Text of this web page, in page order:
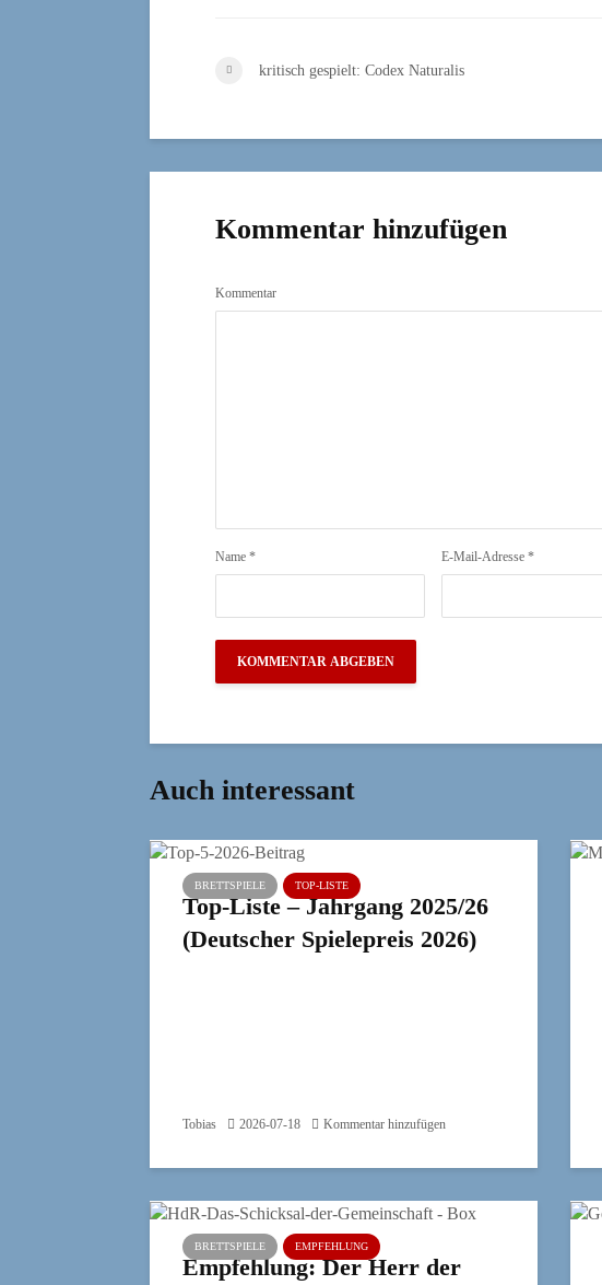
kritisch gespielt: Codex Naturalis
Kommentar hinzufügen
Kommentar
Name * E-Mail-Adresse *
Auch interessant
BRETTSPIELE TOP-LISTE
Top-Liste – Jahrgang 2025/26
(Deutscher Spielepreis 2026)
Tobias 2026-07-18 Kommentar hinzufügen
BRETTSPIELE EMPFEHLUNG
Empfehlung: Der Herr der